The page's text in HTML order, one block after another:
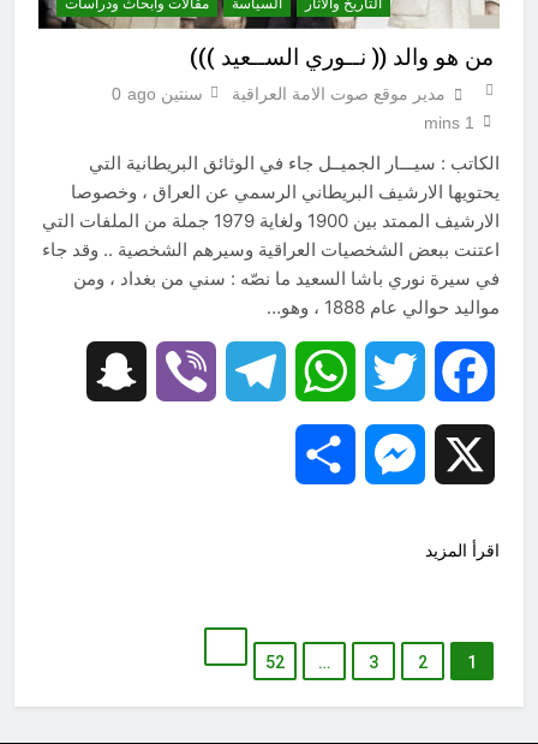
من هو والد (( نــوري الســعيد )))
مدير موقع صوت الامة العراقية سنتين ago
0
1 mins
الكاتب : سيـــار الجميــل جاء في الوثائق البريطانية التي
يحتويها الارشيف البريطاني الرسمي عن العراق ، وخصوصا
الارشيف الممتد بين 1900 ولغاية 1979 جملة من الملفات التي
اعتنت ببعض الشخصيات العراقية وسيرهم الشخصية .. وقد جاء
في سيرة نوري باشا السعيد ما نصّه : سني من بغداد ، ومن
مواليد حوالي عام 1888 ، وهو…
Facebook
Twitter
WhatsApp
Telegram
Viber
Messenger
اقرأ المزيد
1
2
3
…
52